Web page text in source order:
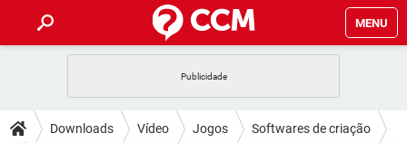
MENU
CELULAR FACEBOOK
DICAS
Downloads Vídeo Jogos Softwares de criação